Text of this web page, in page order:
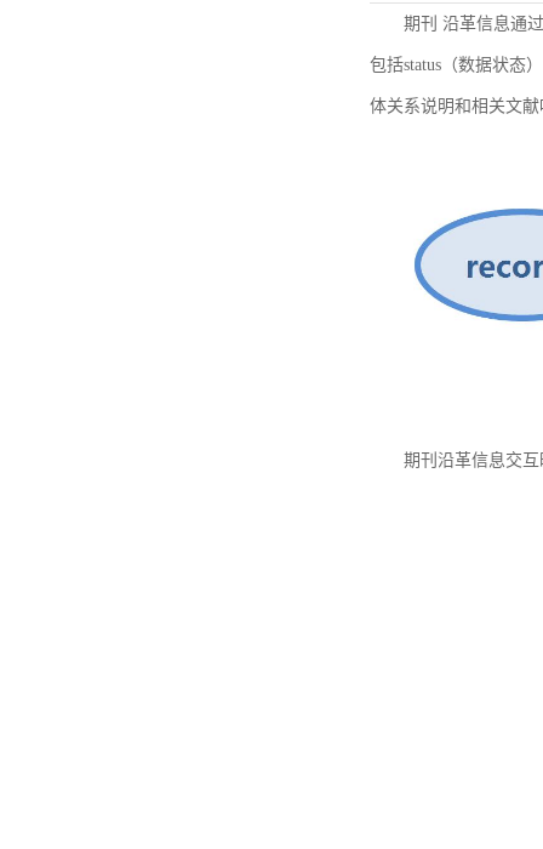
期刊 沿革信息通
包括status（数据状态
体关系说明和相关文
期刊沿革信息交